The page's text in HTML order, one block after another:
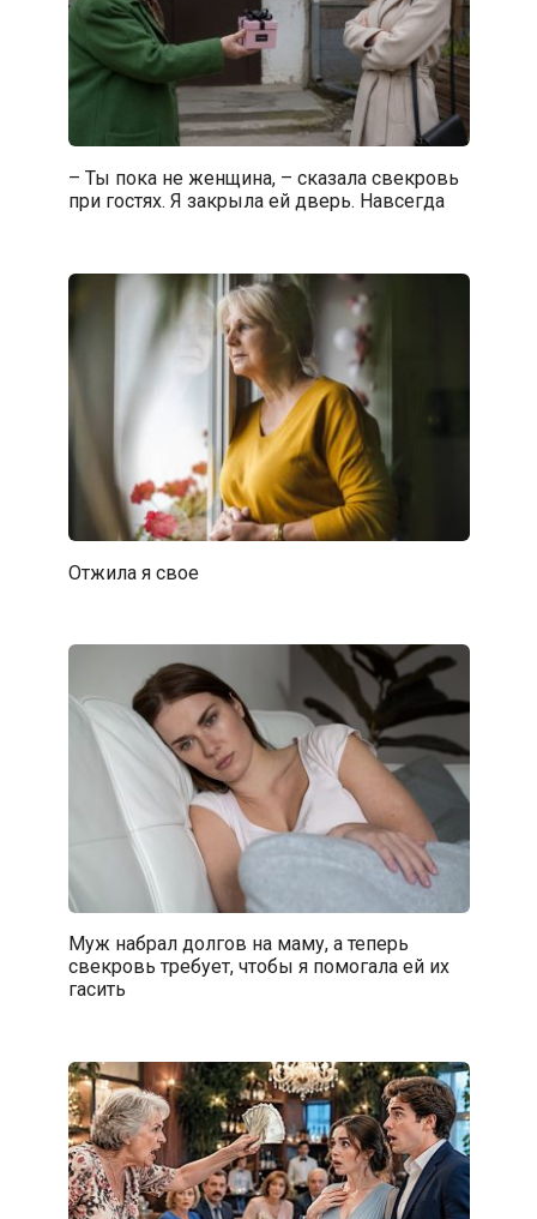
– Ты пока не женщина, – сказала свекровь
при гостях. Я закрыла ей дверь. Навсегда
Отжила я свое
Муж набрал долгов на маму, а теперь
свекровь требует, чтобы я помогала ей их
гасить